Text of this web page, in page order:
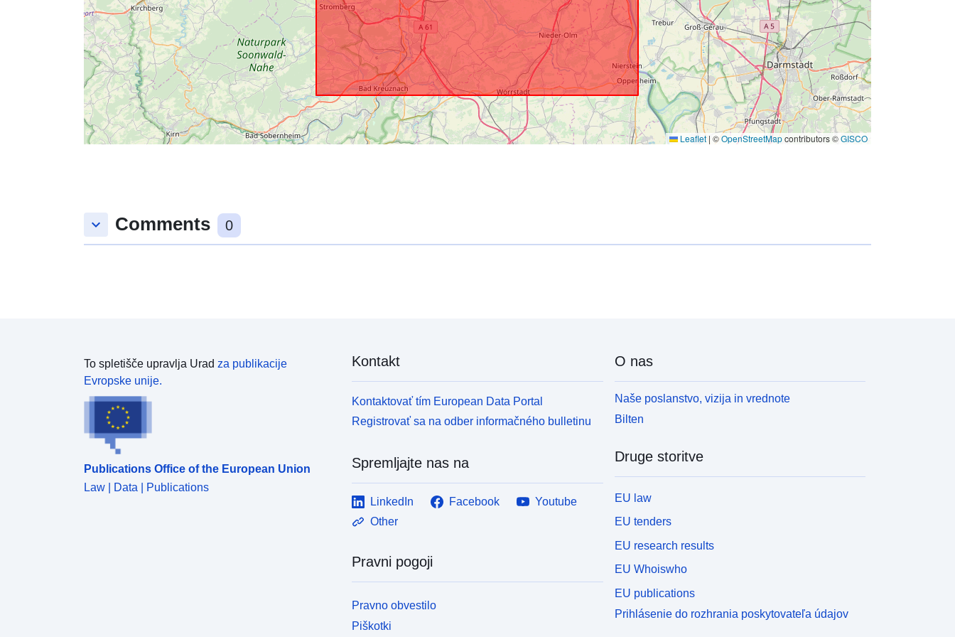
Leaflet | ©OpenStreetMapcontributors ©GISCO
keyboard_arrow_down Comments 0
To spletišče upravlja Urad za publikacije
Evropske unije.
Publications Office of the European Union
Law | Data | Publications
Kontakt
Kontaktovať tím European Data Portal
Registrovať sa na odber informačného bulletinu
Spremljajte nas na
LinkedIn Facebook
Youtube
Other
Pravni pogoji
Pravno obvestilo
Piškotki
O nas
Naše poslanstvo, vizija in vrednote
Bilten
Druge storitve
EU law
EU tenders
EU research results
EU Whoiswho
EU publications
Prihlásenie do rozhrania poskytovateľa údajov